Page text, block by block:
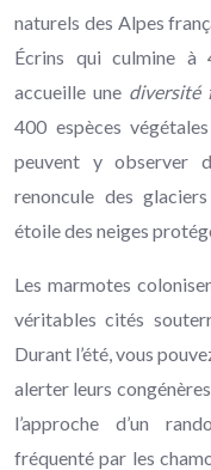
naturels des Alpes
Écrins qui culmine à
accueille une diversité
400 espèces
peuvent y observer
renoncule des
étoile des neiges
Les marmotes
véritables cités
Durant l’été, vous
alerter leurs
l’approche d’un
fréquenté par les